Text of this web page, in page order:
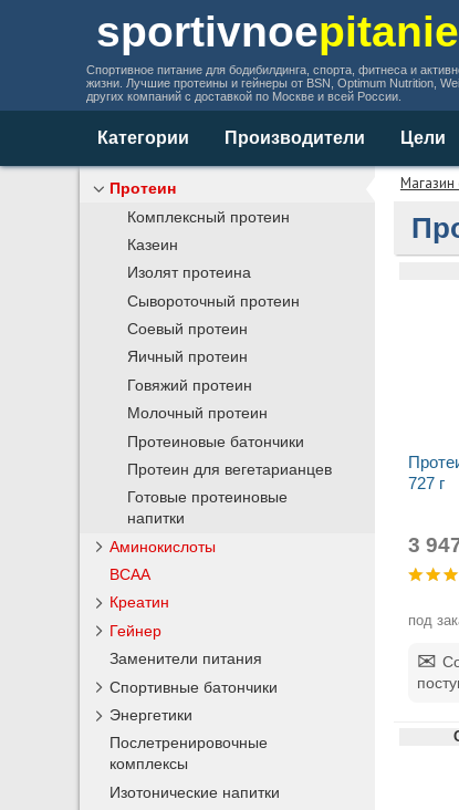
sportivnoepitanie
Спортивное питание для бодибилдинга, спорта, фитнеса и
жизни. Лучшие протеины и гейнеры от BSN, Optimum Nutrition,
других компаний с доставкой по Москве и всей России.
Категории Производители Цели
Магазин
727 г
3
под
Протеин
Комплексный протеин
Казеин
Изолят протеина
Сывороточный протеин
Соевый протеин
Яичный протеин
Говяжий протеин
Молочный протеин
Протеиновые батончики
Протеин для вегетарианцев
Готовые протеиновые
напитки
Аминокислоты
BCAA
Креатин
Гейнер
Заменители питания
Спортивные батончики
Энергетики
Послетренировочные
комплексы
Изотонические напитки